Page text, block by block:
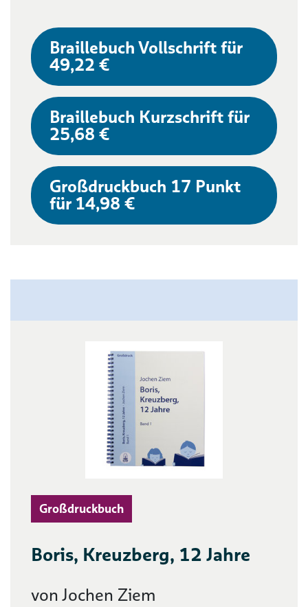
Braillebuch Vollschrift für
49,22 €
Braillebuch Kurzschrift für
25,68 €
Großdruckbuch 17 Punkt
für 14,98 €
Großdruckbuch
Boris, Kreuzberg, 12 Jahre
von Jochen Ziem